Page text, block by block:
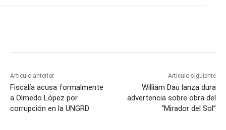
Artículo anterior
Fiscalía acusa formalmente
a Olmedo López por
corrupción en la UNGRD
Artículo siguiente
William Dau lanza dura
advertencia sobre obra del
“Mirador del Sol”